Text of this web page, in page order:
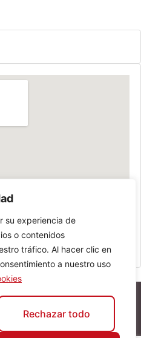
su experiencia de
o contenidos
tráfico. Al hacer clic en
a nuestro uso
Rechazar todo